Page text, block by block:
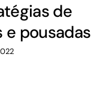
de
e pousadas